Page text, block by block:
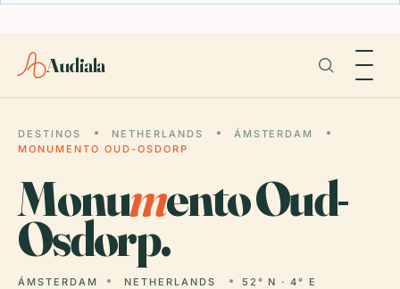
Audiala
DESTINOS NETHERLANDS
ÁMSTERDAM
MONUMENTO OUD-OSDORP
Monumento Oud-
Osdorp.
ÁMSTERDAM NETHERLANDS 52° N · 4° E